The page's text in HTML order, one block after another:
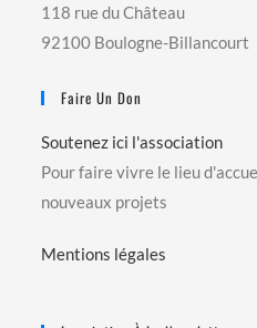
118 rue du Château
92100 Boulogne-Billancourt
Faire Un Don
Soutenez ici l'association
Pour faire vivre le lieu
nouveaux projets
Mentions légales